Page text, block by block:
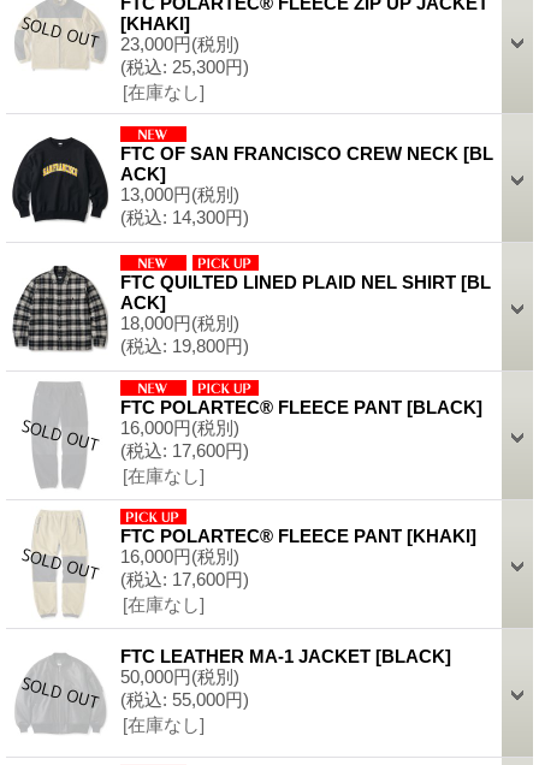
[KHAKI]
23,000円(税別)
(税込: 25,300円)
[在庫なし]
FTC OF SAN FRANCISCO CREW NECK [BL
ACK]
13,000円(税別)
(税込: 14,300円)
FTC QUILTED LINED PLAID NEL SHIRT [BL
ACK]
18,000円(税別)
(税込: 19,800円)
FTC POLARTEC® FLEECE PANT [BLACK]
16,000円(税別)
(税込: 17,600円)
[在庫なし]
FTC POLARTEC® FLEECE PANT [KHAKI]
16,000円(税別)
(税込: 17,600円)
[在庫なし]
FTC LEATHER MA-1 JACKET [BLACK]
50,000円(税別)
(税込: 55,000円)
[在庫なし]